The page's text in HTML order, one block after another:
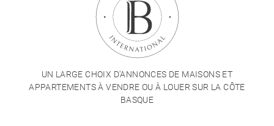
UN LARGE CHOIX D'ANNONCES DE MAISONS ET
APPARTEMENTS À VENDRE OU À LOUER SUR LA CÔTE
BASQUE